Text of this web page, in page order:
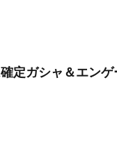
定ガシャ＆エン